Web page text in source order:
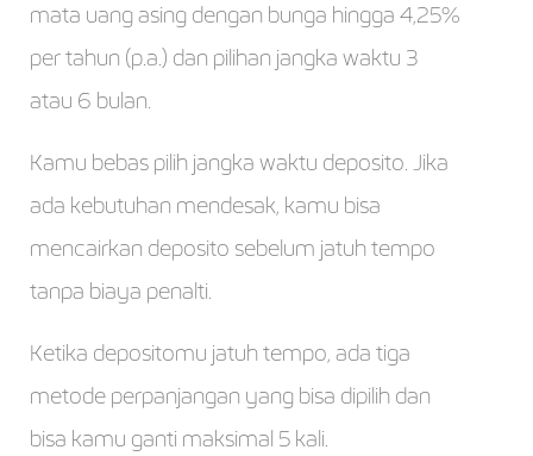
mata uang asing dengan bunga hingga 4,25%
per tahun (p.a.) dan pilihan jangka waktu 3
atau 6 bulan.
Kamu bebas pilih jangka waktu deposito. Jika
ada kebutuhan mendesak, kamu bisa
mencairkan deposito sebelum jatuh tempo
tanpa biaya penalti.
Ketika depositomu jatuh tempo, ada tiga
metode perpanjangan yang bisa dipilih dan
bisa kamu ganti maksimal 5 kali.